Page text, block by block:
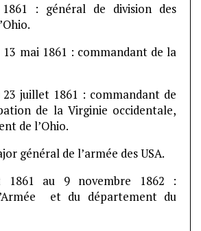
: général de division des
13 mai 1861 : commandant de la
juillet 1861 : commandant de
de la Virginie occidentale,
de l’Ohio.
général de l’armée des USA.
au 9 novembre 1862 :
et du département du